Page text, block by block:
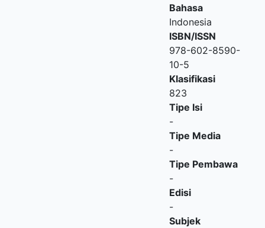
Bahasa
Indonesia
ISBN/ISSN
978-602-8590-
10-5
Klasifikasi
823
Tipe Isi
-
Tipe Media
-
Tipe Pembawa
-
Edisi
-
Subjek